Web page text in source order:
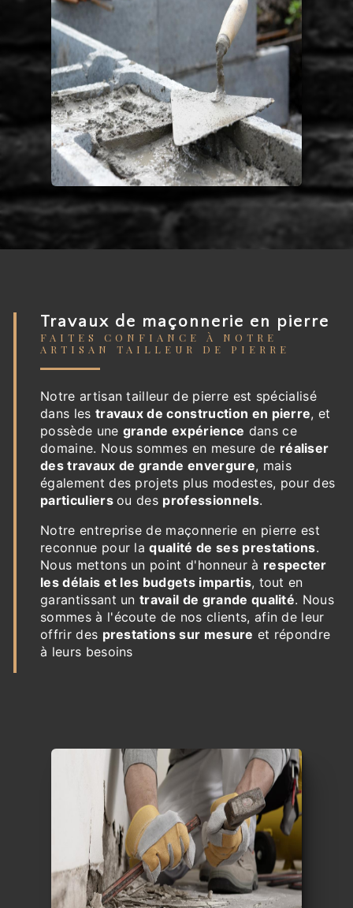
Travaux de maçonnerie en pierre
FAITES CONFIANCE À NOTRE
ARTISAN TAILLEUR DE PIERRE
Notre artisan tailleur de pierre est spécialisé
dans les travaux de construction en pierre, et
possède une grande expérience dans ce
domaine. Nous sommes en mesure de réaliser
des travaux de grande envergure, mais
également des projets plus modestes, pour des
particuliersou des professionnels.
Notre entreprise de maçonnerie en pierre est
reconnue pour laqualité de ses prestations.
Nous mettons un point d'honneur à respecter
les délais et les budgets impartis, tout en
garantissant untravail de grande qualité. Nous
sommes à l'écoute de nos clients, afin de leur
offrir des prestations sur mesure et répondre
à leurs besoins